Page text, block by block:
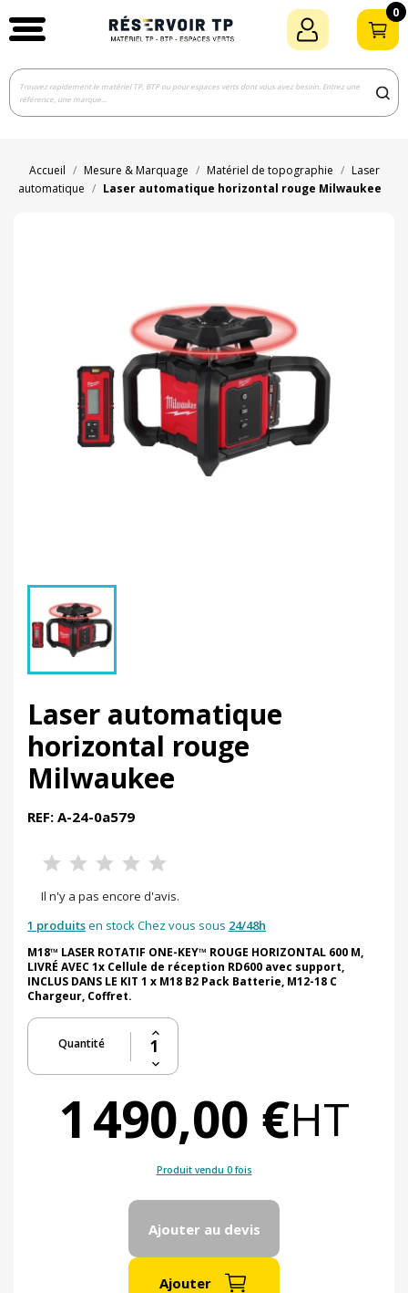
0
Accueil Mesure & Marquage Matériel de topographie
Laser
automatique
Laser automatique horizontal rouge Milwaukee
Laser automatique
horizontal rouge
Milwaukee
REF: A-24-0a579
Il n'y a pas encore d'avis.
1 produitsen stock Chez vous sous 24/48h
M18™ LASER ROTATIF ONE-KEY™ ROUGE HORIZONTAL 600 M,
LIVRÉ AVEC 1x Cellule de réception RD600 avec support,
INCLUS DANS LE KIT 1 x M18 B2 Pack Batterie, M12-18 C
Chargeur, Coffret.
Quantité
1 490,00 €HT
Produit vendu 0 fois
Ajouter au devis
Ajouter